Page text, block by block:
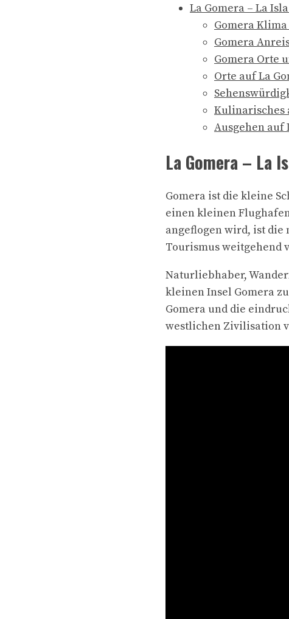
La Gomera – La
Gomera
Gomera
Gomera Orte
Orte auf La
Kulinarisches
Ausgehen auf
La Gomera – La
Gomera ist die kleine
einen kleinen
angeflogen wird, ist die
Tourismus weitgehend
Naturliebhaber,
kleinen Insel Gomera
Gomera und die
westlichen Zivilisation